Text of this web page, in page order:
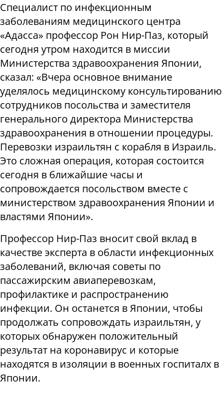
Специалист по инфекционным
заболеваниям медицинского центра
«Адасса» профессор Рон Нир-Паз, который
сегодня утром находится в миссии
Министерства здравоохранения Японии,
сказал: «Вчера основное внимание
уделялось медицинскому консультированию
сотрудников посольства и заместителя
генерального директора Министерства
здравоохранения в отношении процедуры.
Перевозки израильтян с корабля в Израиль.
Это сложная операция, которая состоится
сегодня в ближайшие часы и
сопровождается посольством вместе с
министерством здравоохранения Японии и
властями Японии».
Профессор Нир-Паз вносит свой вклад в
качестве эксперта в области инфекционных
заболеваний, включая советы по
пассажирским авиаперевозкам,
профилактике и распространению
инфекции. Он останется в Японии, чтобы
продолжать сопровождать израильтян, у
которых обнаружен положительный
результат на коронавирус и которые
находятся в изоляции в военных госпиталх в
Японии.